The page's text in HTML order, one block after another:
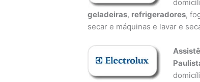
geladeiras, refrigeradores,
secar e máquinas e lavar e